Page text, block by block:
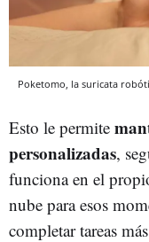
Poketomo, la suricata
Esto le permite
personalizadas,
funciona en el
nube para esos
completar tareas